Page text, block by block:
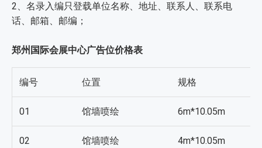
2、名录入编只登载单位名称、地址、联系人、联系电
话、邮箱、邮编；
郑州国际会展中心广告位价格表
编号 位置 规格
01 馆墙喷绘 6m*10.05m
02 馆墙喷绘 4m*10.05m